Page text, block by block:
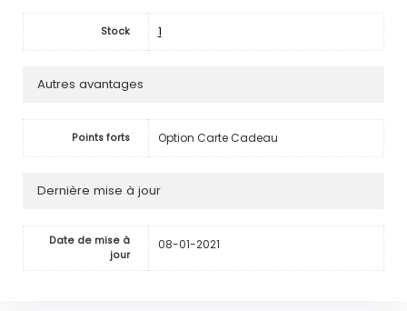
Stock 1
Autres avantages
Points forts Option Carte Cadeau
Dernière mise à jour
Date de mise à
jour
08-01-2021